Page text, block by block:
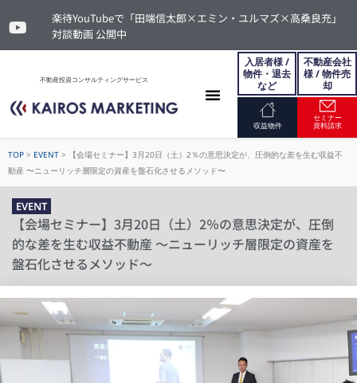
楽待YouTubeで「田端信太郎×エミン・ユルマズ×高桑良充」
対談動画 公開中
不動産投資コンサルティングサービス
入居者様 /
物件・退去
など
不動産会社
様 / 物件売
却
収益物件
セミナー
資料請求
TOP > EVENT >
【会場セミナー】3月20日（土）2％の意思決定が、圧倒的な差を生む収益不
動産 〜ニューリッチ層限定の資産を盤石化させるメソッド〜
EVENT
【会場セミナー】3月20日（土）2％の意思決定が、圧倒
的な差を生む収益不動産 〜ニューリッチ層限定の資産を
盤石化させるメソッド〜